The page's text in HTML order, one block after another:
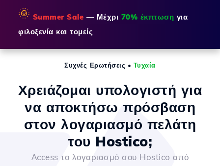
🌞 Summer Sale — Μέχρι 70% έκπτωση για
φιλοξενία και τομείς
Συχνές Ερωτήσεις • Τυχαία
Χρειάζομαι υπολογιστή για
να αποκτήσω πρόσβαση
στον λογαριασμό πελάτη
του Hostico;
Αccess το λογαριασμό σου Hostico από